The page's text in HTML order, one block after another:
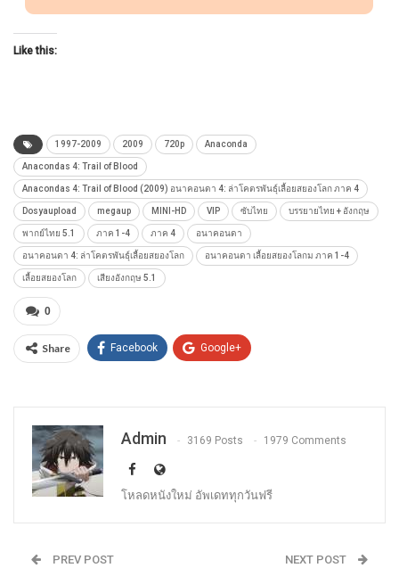
Like this:
1997-2009 2009 720p Anaconda
Anacondas 4: Trail of Blood
Anacondas 4: Trail of Blood (2009) อนาคอนดา 4: ล่าโคตรพันธุ์เลื้อยสยองโลก ภาค 4
Dosyaupload megaup MINI-HD VIP ซับไทย บรรยายไทย + อังกฤษ
พากย์ไทย 5.1 ภาค 1-4 ภาค 4 อนาคอนดา
อนาคอนดา 4: ล่าโคตรพันธุ์เลื้อยสยองโลก อนาคอนดา เลื้อยสยองโลกม ภาค 1-4
เลื้อยสยองโลก เสียงอังกฤษ 5.1
0
Share Facebook Google+
Admin 3169 Posts 1979 Comments
โหลดหนังใหม่ อัพเดททุกวันฟรี
PREV POST NEXT POST